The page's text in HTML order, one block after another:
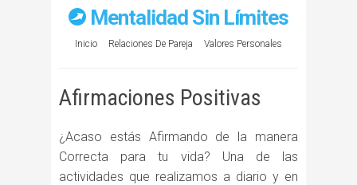
Mentalidad Sin Límites
Inicio Relaciones De Pareja Valores Personales
Afirmaciones Positivas
¿Acaso estás Afirmando de la manera
Correcta para tu vida? Una de las
actividades que realizamos a diario y en